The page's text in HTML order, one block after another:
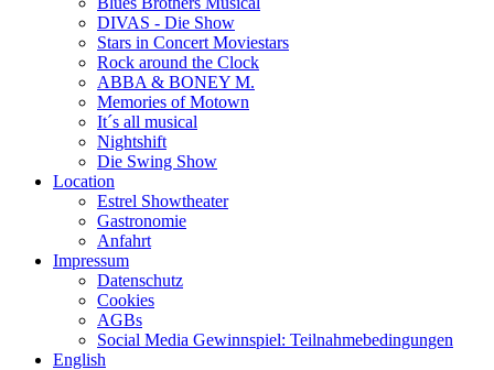
DIVAS - Die Show
Stars in Concert Moviestars
Rock around the Clock
ABBA & BONEY M.
Memories of Motown
It´s all musical
Nightshift
Die Swing Show
Location
Estrel Showtheater
Gastronomie
Anfahrt
Impressum
Datenschutz
Cookies
AGBs
Social Media Gewinnspiel: Teilnahmebedingungen
English